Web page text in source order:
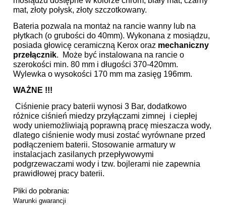
mat, złoty połysk, złoty szczotkowany.
Bateria pozwala na montaż na rancie wanny lub na
płytkach (o grubości do 40mm). Wykonana z mosiądzu,
posiada głowicę ceramiczną Kerox oraz mechaniczny
przełącznik. Może być instalowana na rancie o
szerokości min. 80 mm i długości 370-420mm.
Wylewka o wysokości 170 mm ma zasięg 196mm.
WAŻNE !!!
Ciśnienie pracy baterii wynosi 3 Bar, dodatkowo
różnice ciśnień miedzy przyłączami zimnej i ciepłej
wody uniemożliwiają poprawną pracę mieszacza wody,
dlatego ciśnienie wody musi zostać wyrównane przed
podłączeniem baterii. Stosowanie armatury w
instalacjach zasilanych przepływowymi
podgrzewaczami wody i tzw. bojlerami nie zapewnia
prawidłowej pracy baterii.
Pliki do pobrania:
Warunki gwarancji